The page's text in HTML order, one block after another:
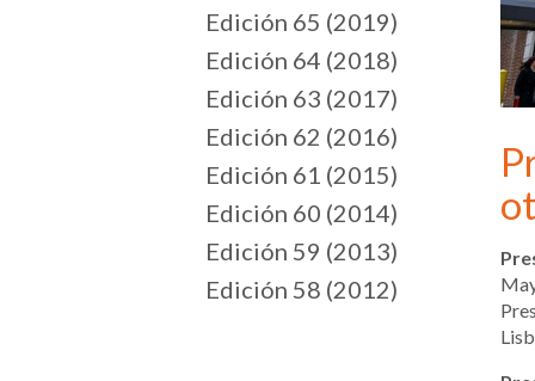
Edición 65 (2019)
Edición 64 (2018)
Edición 63 (2017)
Edición 62 (2016)
Edición 61 (2015)
Edición 60 (2014)
Edición 59 (2013)
Edición 58 (2012)